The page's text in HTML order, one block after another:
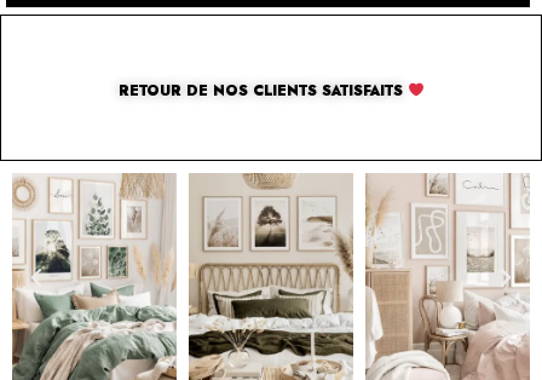
RETOUR DE NOS CLIENTS SATISFAITS